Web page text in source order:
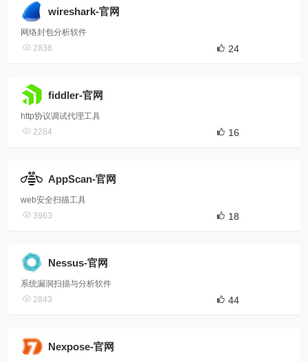
wireshark-官网
网络封包分析软件
2838
24
fiddler-官网
http协议调试代理工具
2284
16
AppScan-官网
web安全扫描工具
3963
18
Nessus-官网
系统漏洞扫描与分析软件
2843
44
Nexpose-官网